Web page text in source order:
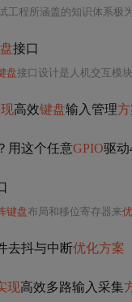
程所涵盖的知识体系极为丰富，是嵌
接口
盘接口设计是人机交互模
高效键盘输入管理
用这个任意GPIO驱动
键盘布局和移位寄存器来
去抖与中断优化方案
现高效多路输入采集